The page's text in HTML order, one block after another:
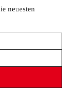
neuesten